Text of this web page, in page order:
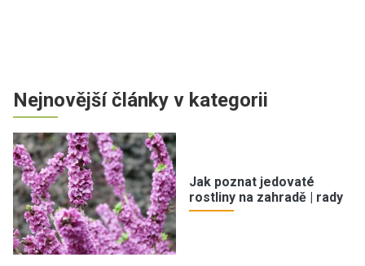
Nejnovější články v kategorii
Jak poznat jedovaté
rostliny na zahradě | rady